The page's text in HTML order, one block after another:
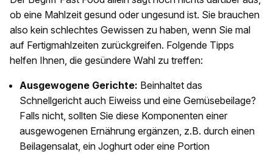
ob eine Mahlzeit gesund oder ungesund ist. Sie brauchen
also kein schlechtes Gewissen zu haben, wenn Sie mal
auf Fertigmahlzeiten zurückgreifen. Folgende Tipps
helfen Ihnen, die gesündere Wahl zu treffen:
Ausgewogene Gerichte: Beinhaltet das
Schnellgericht auch Eiweiss und eine Gemüsebeilage?
Falls nicht, sollten Sie diese Komponenten einer
ausgewogenen Ernährung ergänzen, z.B. durch einen
Beilagensalat, ein Joghurt oder eine Portion